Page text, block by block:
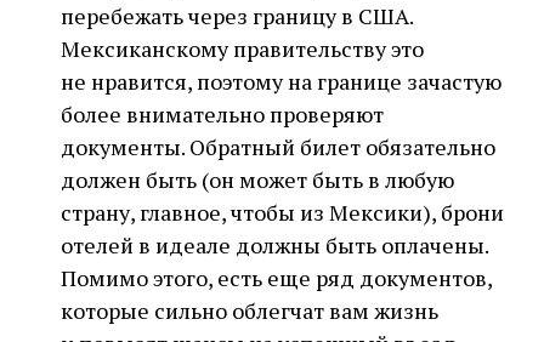
перебежать через границу в США.
Мексиканскому правительству это
не нравится, поэтому на границе зачастую
более внимательно проверяют
документы. Обратный билет обязательно
должен быть (он может быть в любую
страну, главное, чтобы из Мексики), брони
отелей в идеале должны быть оплачены.
Помимо этого, есть еще ряд документов,
которые сильно облегчат вам жизнь